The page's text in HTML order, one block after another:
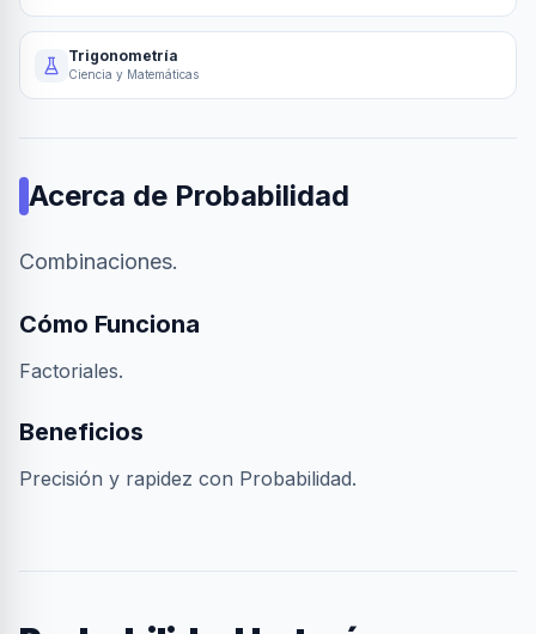
Trigonometría
Ciencia y Matemáticas
Acerca de Probabilidad
Combinaciones.
Cómo Funciona
Factoriales.
Beneficios
Precisión y rapidez con Probabilidad.